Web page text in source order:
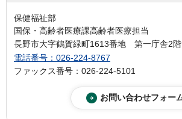
保健福祉部
国保・高齢者医療課高齢者医療担当
長野市大字鶴賀緑町1613番地 第一庁舎2階
電話番号：026-224-8767
ファックス番号：026-224-5101